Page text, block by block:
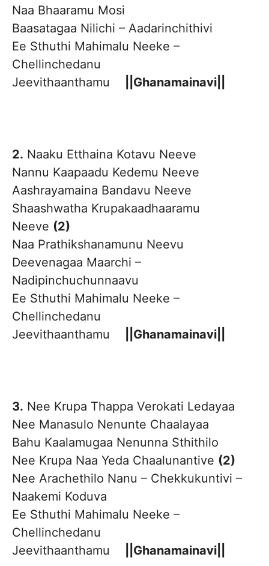
Naa Bhaaramu Mosi
Baasatagaa Nilichi – Aadarinchithivi
Ee Sthuthi Mahimalu Neeke –
Chellinchedanu
Jeevithaanthamu ||Ghanamainavi||
2. Naaku Etthaina Kotavu Neeve
Nannu Kaapaadu Kedemu Neeve
Aashrayamaina Bandavu Neeve
Shaashwatha Krupakaadhaaramu
Neeve (2)
Naa Prathikshanamunu Neevu
Deevenagaa Maarchi –
Nadipinchuchunnaavu
Ee Sthuthi Mahimalu Neeke –
Chellinchedanu
Jeevithaanthamu ||Ghanamainavi||
3. Nee Krupa Thappa Verokati Ledayaa
Nee Manasulo Nenunte Chaalayaa
Bahu Kaalamugaa Nenunna Sthithilo
Nee Krupa Naa Yeda Chaalunantive (2)
Nee Arachethilo Nanu – Chekkukuntivi –
Naakemi Koduva
Ee Sthuthi Mahimalu Neeke –
Chellinchedanu
Jeevithaanthamu ||Ghanamainavi||